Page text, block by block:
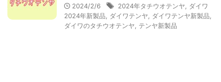
2024/2/6 2024年タチウオテンヤ
ダイワ
2024年新製品
ダイワテンヤ ダイワテンヤ新製品
ダイワのタチウオテンヤ
テンヤ新製品